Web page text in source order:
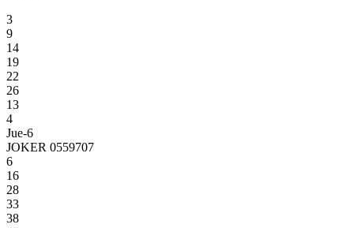
3
9
14
19
22
26
13
4
Jue-6
JOKER 0559707
6
16
28
33
38